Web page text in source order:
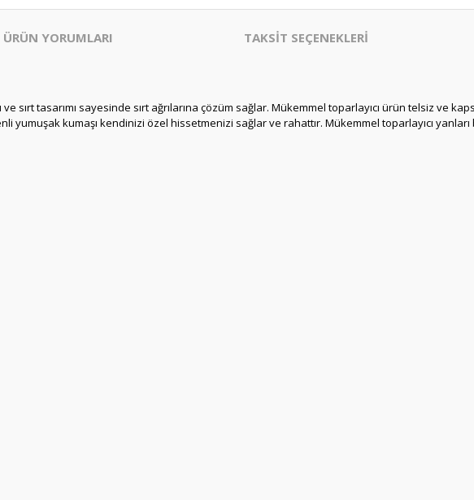
ÜRÜN YORUMLARI TAKSİT SEÇENEKLERİ
tasarımı sayesinde sırt ağrılarına çözüm sağlar. Mükemmel toparlayıcı ürün telsiz ve
yumuşak kumaşı kendinizi özel hissetmenizi sağlar ve rahattır. Mükemmel toparlayıcı